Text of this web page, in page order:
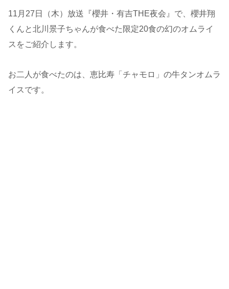
11月27日（木）放送『櫻井・有吉THE夜会』で、櫻井翔
くんと北川景子ちゃんが食べた限定20食の幻のオムライ
スをご紹介します。
お二人が食べたのは、恵比寿「チャモロ」の牛タンオムラ
イスです。